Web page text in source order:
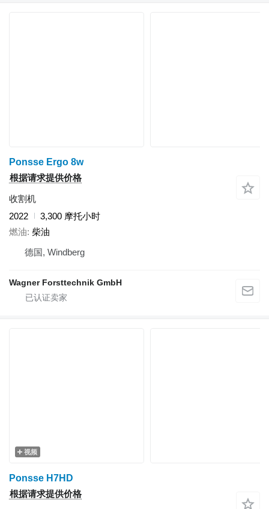
Ponsse Ergo 8w
根据请求提供价格
收割机
2022
3,300 摩托小时
燃油 柴油
德国, Windberg
Wagner Forsttechnik GmbH
视频
Ponsse H7HD
根据请求提供价格